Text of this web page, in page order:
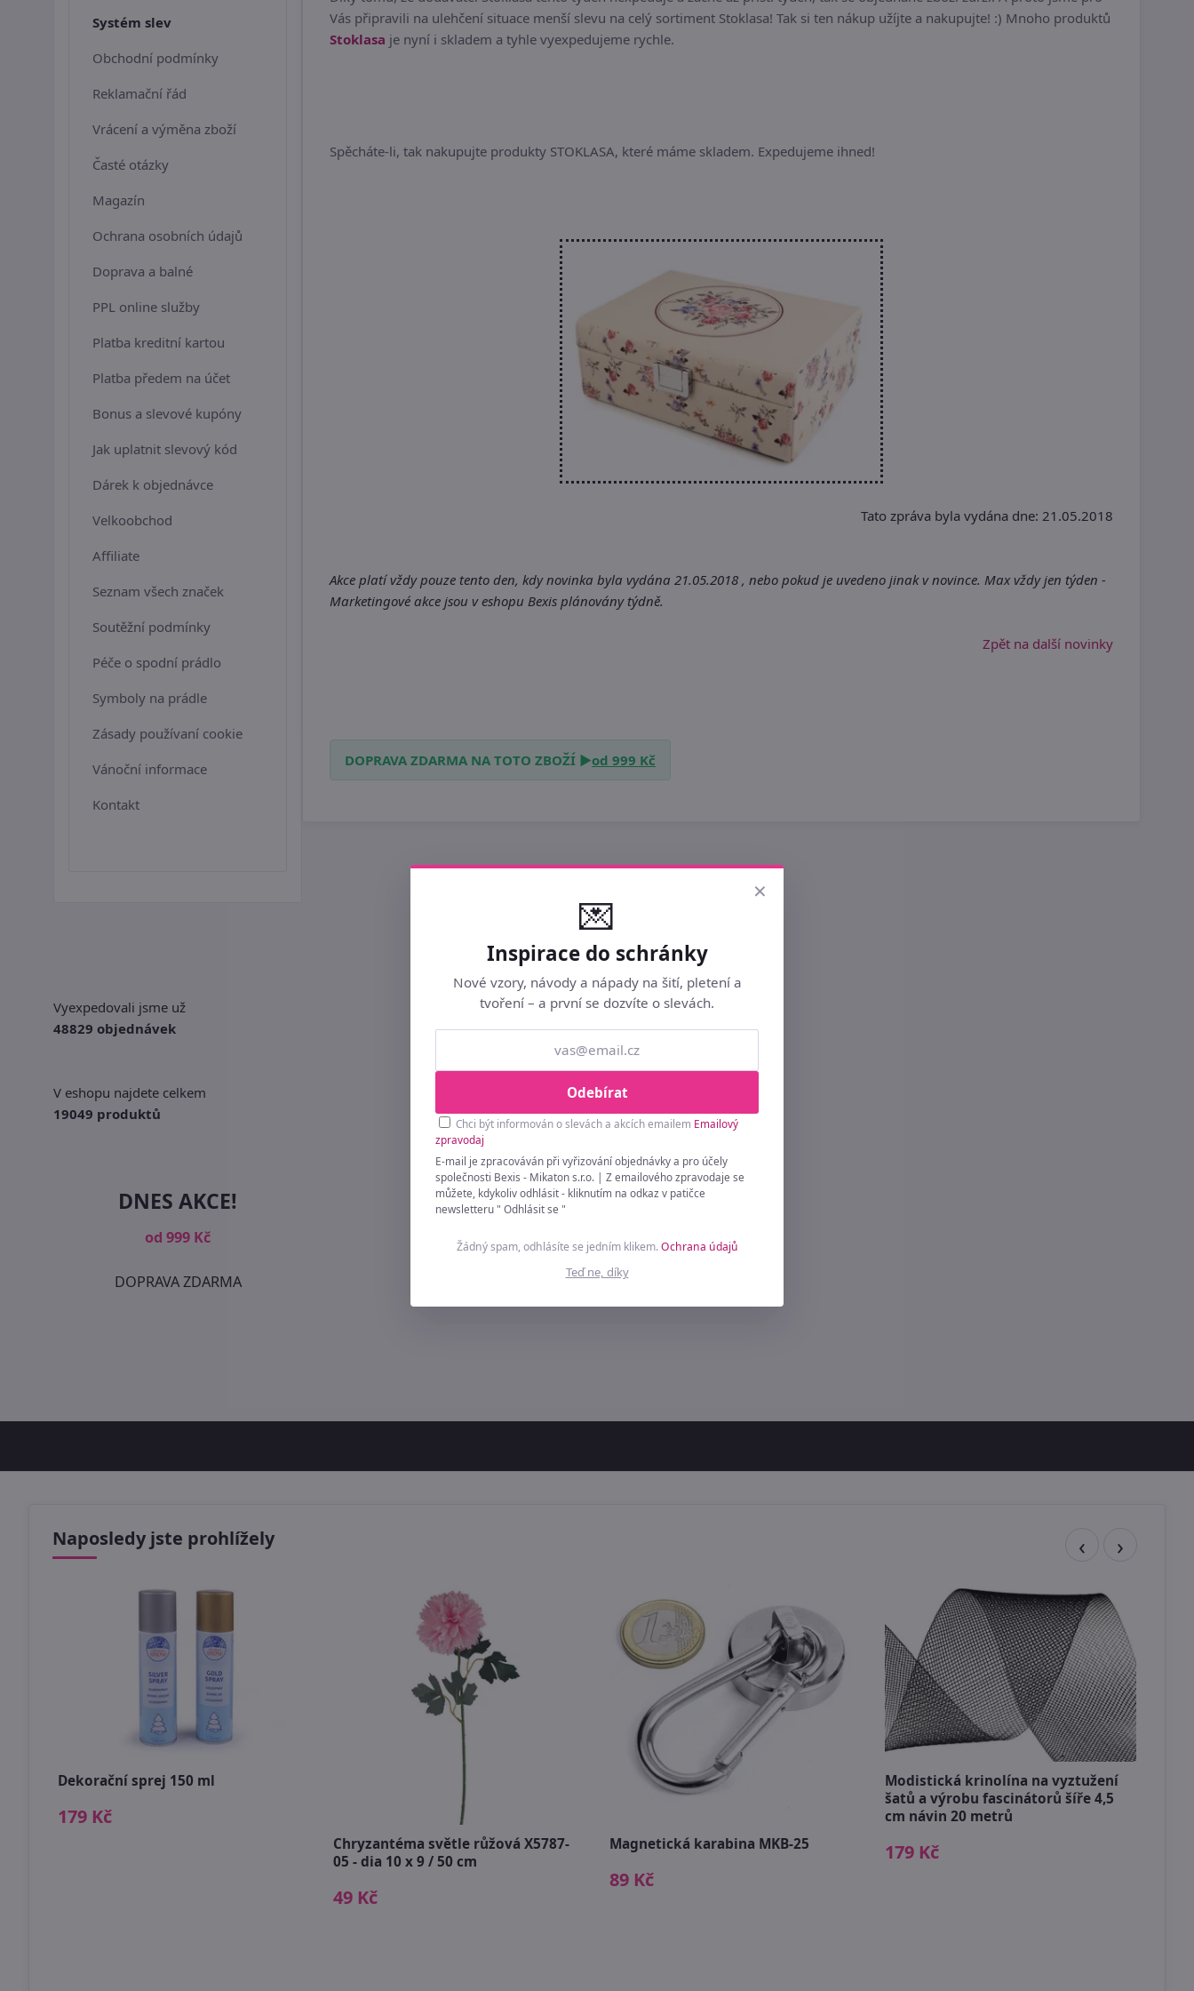
Vás připravili na ulehčení situace menší slevu na celý sortiment Stoklasa! Tak si ten nákup užíjte a nakupujte! :) Mnoho produktů
Stoklasa je nyní i skladem a tyhle vyexpedujeme rychle.
Spěcháte-li, tak nakupujte produkty STOKLASA, které máme skladem. Expedujeme ihned!
Tato zpráva byla vydána dne: 21.05.2018
Akce platí vždy pouze tento den, kdy novinka byla vydána 21.05.2018 , nebo pokud je uvedeno jinak v novince. Max vždy jen týden -
Marketingové akce jsou v eshopu Bexis plánovány týdně.
Zpět na další novinky
DOPRAVA ZDARMA NA TOTO ZBOŽÍ ►od 999 Kč
Systém slev
Obchodní podmínky
Reklamační řád
Vrácení a výměna zboží
Časté otázky
Magazín
Ochrana osobních údajů
Doprava a balné
PPL online služby
Platba kreditní kartou
Platba předem na účet
Bonus a slevové kupóny
Jak uplatnit slevový kód
Dárek k objednávce
Velkoobchod
Affiliate
Seznam všech značek
Soutěžní podmínky
Péče o spodní prádlo
Symboly na prádle
Zásady používaní cookie
Vánoční informace
Kontakt
Vyexpedovali jsme už
48829 objednávek
V eshopu najdete celkem
19049 produktů
DNES AKCE!
od 999 Kč
DOPRAVA ZDARMA
Naposledy jste prohlížely
Dekorační sprej 150 ml
179 Kč
Chryzantéma světle růžová X5787-
05 - dia 10 x 9 / 50 cm
49 Kč
Magnetická karabina MKB-25
89 Kč
Modistická krinolína na vyztužení
šatů a výrobu fascinátorů šíře 4,5
cm návin 20 metrů
179 Kč
×
💌
Inspirace do schránky
Nové vzory, návody a nápady na šití, pletení a
tvoření – a první se dozvíte o slevách.
Odebírat
Chci být informován o slevách a akcích emailem Emailový
zpravodaj
E-mail je zpracováván při vyřizování objednávky a pro účely
společnosti Bexis - Mikaton s.r.o. | Z emailového zpravodaje se
můžete, kdykoliv odhlásit - kliknutím na odkaz v patičce
newsletteru " Odhlásit se "
Žádný spam, odhlásíte se jedním klikem.Ochrana údajů
Teď ne, díky